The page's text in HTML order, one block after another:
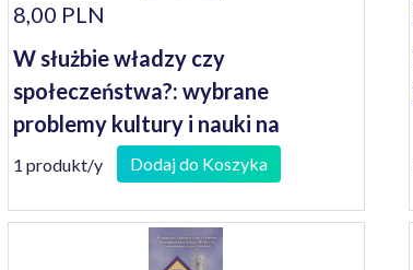
8,00 PLN
W służbie władzy czy
społeczeństwa?: wybrane
problemy kultury i nauki na
Środkowym Nadodrzu w latach
1945-1989
1 produkt/y Dodaj do Koszyka